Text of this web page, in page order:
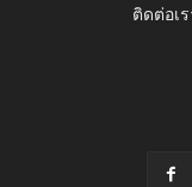
ติดต่อเ